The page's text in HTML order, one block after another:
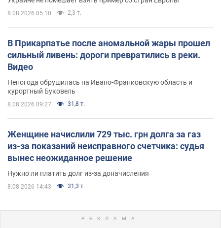
8.08.2026 05:10 2,3 т.
В Прикарпатье после аномальной жары прошел
сильный ливень: дороги превратились в реки.
Видео
Непогода обрушилась на Ивано-Франковскую область и
курортный Буковель
8.08.2026 09:27 31,8 т.
Женщине начислили 729 тыс. грн долга за газ
из-за показаний неисправного счетчика: судья
вынес неожиданное решение
Нужно ли платить долг из-за доначисления
8.08.2026 14:43 31,3 т.